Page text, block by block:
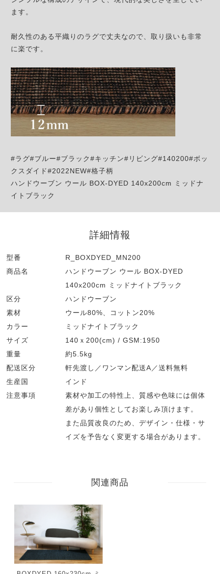
ます。
耐久性のある平織りのラグで丈夫なので、取り扱いも非常
に楽です。
#ラグ#ブルー#ブラック#キッチン#リビング#140200#ボッ
クスダイド#2022NEW#格子柄
ハンドウーブン ウール BOX-DYED 140x200cm ミッドナ
イトブラック
詳細情報
型番
R_BOXDYED_MN200
商品名
ハンドウーブン ウール BOX-DYED
140x200cm ミッドナイトブラック
区分
ハンドウーブン
素材
ウール80%、コットン20%
カラー
ミッドナイトブラック
サイズ
140ｘ200(cm) / GSM:1950
重量
約5.5kg
配送区分
軒先渡し／ワンマン配送A／送料無料
生産国
インド
注意事項
素材や加工の特性上、質感や色味には個体
差があり個性としてお楽しみ頂けます。
また品質改良のため、デザイン・仕様・サ
イズを予告なく変更する場合があります。
関連商品